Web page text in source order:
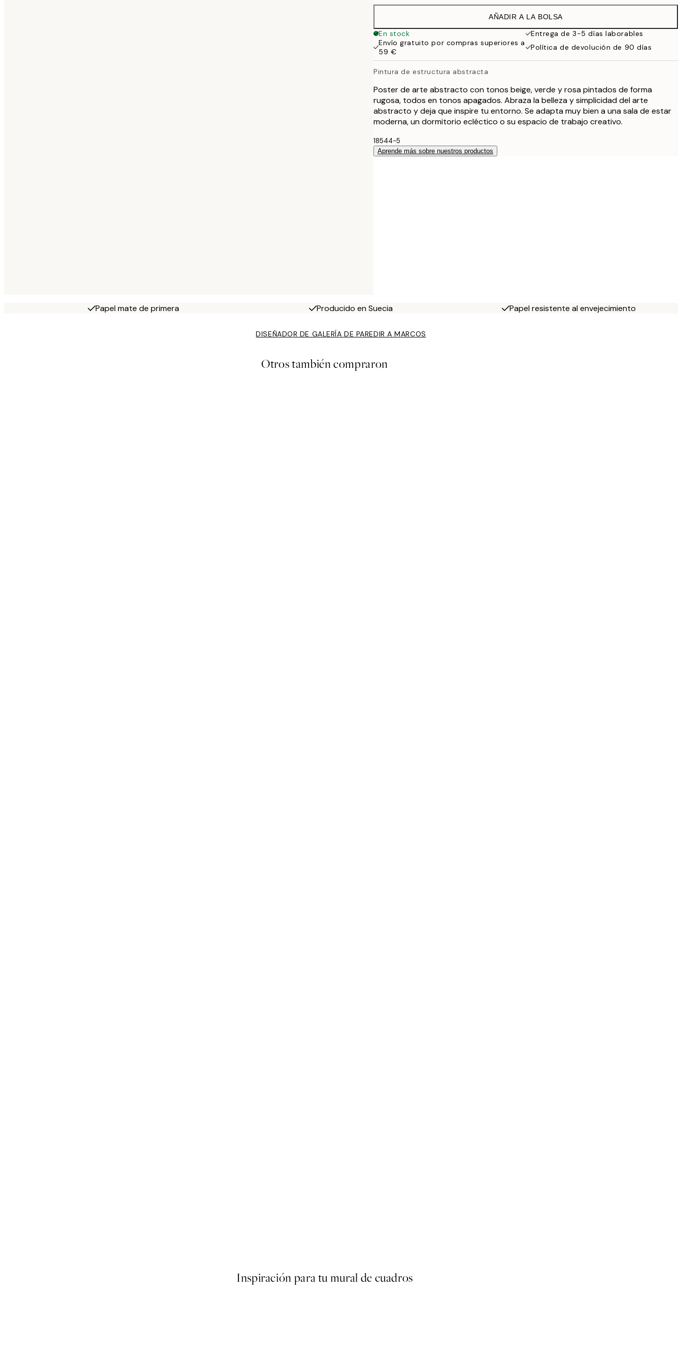
AÑADIR A LA BOLSA
En stock
Entrega de 3-5 días laborables
Envío gratuito por compras superiores a
59 €
Política de devolución de 90 días
Pintura de estructura abstracta
Poster de arte abstracto con tonos beige, verde y rosa pintados de forma
rugosa, todos en tonos apagados. Abraza la belleza y simplicidad del arte
abstracto y deja que inspire tu entorno. Se adapta muy bien a una sala de estar
moderna, un dormitorio ecléctico o su espacio de trabajo creativo.
18544-5
Aprende más sobre nuestros productos
Papel mate de primera Producido en Suecia Papel resistente al envejecimiento
DISEÑADOR DE GALERÍA DE PAREDIR A MARCOS
Otros también compraron
Inspiración para tu mural de cuadros